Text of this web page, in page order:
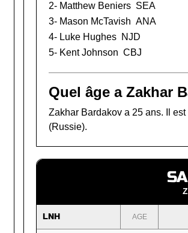
2- Matthew Beniers SEA
3- Mason McTavish ANA
4- Luke Hughes NJD
5- Kent Johnson CBJ
Quel âge a Zakhar
Zakhar Bardakov a 25 ans. Il
(Russie).
LNH AGE